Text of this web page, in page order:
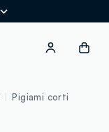
Pigiami corti